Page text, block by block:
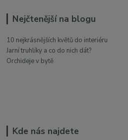
Nejčtenější na blogu
10 nejkrásnějších květů do interiéru
Jarní truhlíky a co do nich dát?
Orchideje v bytě
Kde nás najdete